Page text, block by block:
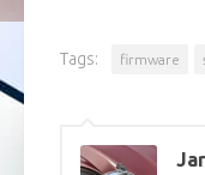
Tags: firmware